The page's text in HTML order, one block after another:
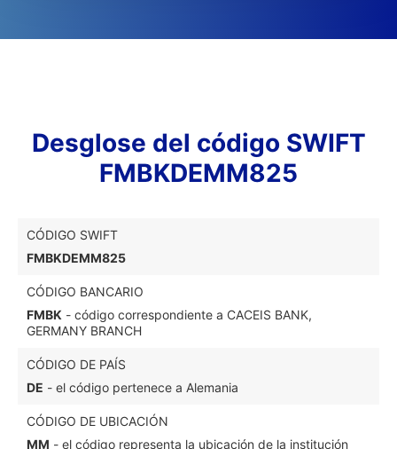
Desglose del código SWIFT
FMBKDEMM825
CÓDIGO SWIFT
FMBKDEMM825
CÓDIGO BANCARIO
FMBK - código correspondiente a CACEIS BANK,
GERMANY BRANCH
CÓDIGO DE PAÍS
DE - el código pertenece a Alemania
CÓDIGO DE UBICACIÓN
MM - el código representa la ubicación de la institución